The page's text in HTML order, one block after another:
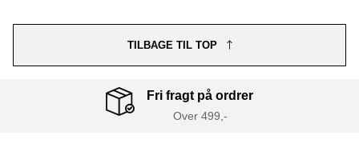
TILBAGE TIL TOP
Fri fragt på ordrer
Over 499,-